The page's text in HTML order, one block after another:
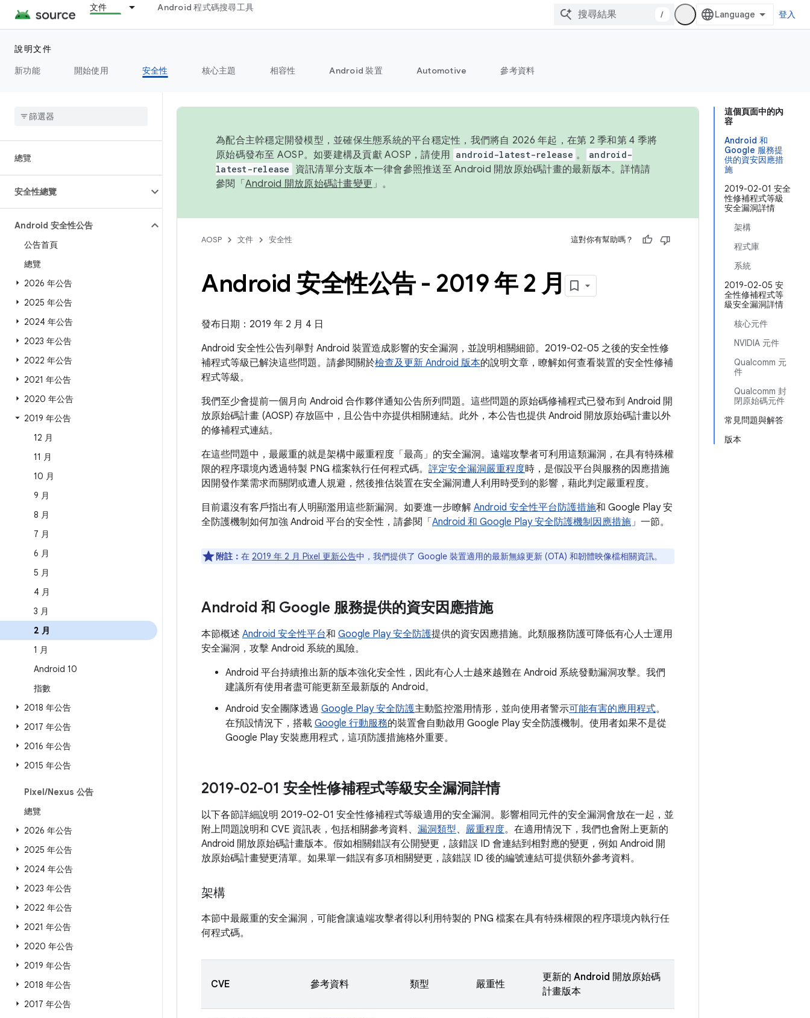
文件 Android 程式碼搜尋工具
/ 登入
說明文件
新功能
開始使用 安全性 核心主題 相容性 Android 裝置 Automotive 參考資料
總覽
安全性總覽
Android 安全性公告
公告首頁
總覽
2026 年公告
2025 年公告
2024 年公告
2023 年公告
2022 年公告
2021 年公告
2020 年公告
2019 年公告
12 月
11 月
10 月
9 月
8 月
7 月
6 月
5 月
4 月
3 月
2 月
1 月
Android 10
指數
2018 年公告
2017 年公告
2016 年公告
2015 年公告
Pixel/Nexus 公告
總覽
2026 年公告
2025 年公告
2024 年公告
2023 年公告
2022 年公告
2021 年公告
2020 年公告
2019 年公告
2018 年公告
2017 年公告
這個頁面中的內
容
Android 和
Google 服務提
供的資安因應措
施
2019-02-01 安全
性修補程式等級
安全漏洞詳情
架構
程式庫
系統
2019-02-05 安
全性修補程式等
級安全漏洞詳情
核心元件
NVIDIA 元件
Qualcomm 元
件
Qualcomm 封
閉原始碼元件
常見問題與解答
版本
為配合主幹穩定開發模型，並確保生態系統的平台穩定性，我們將自 2026 年起，在第 2 季和第 4 季將
原始碼發布至 AOSP。如要建構及貢獻 AOSP，請使用 android-latest-release 。
android-
latest-release
資訊清單分支版本一律會參照推送至 Android 開放原始碼計畫的最新版本。詳情請
參閱「 Android 開放原始碼計畫變更 」。
AOSP 文件 安全性 這對你有幫助嗎？
Android 安全性公告 - 2019 年 2 月
發布日期：2019 年 2 月 4 日
Android 安全性公告列舉對 Android 裝置造成影響的安全漏洞，並說明相關細節。2019-02-05 之後的安全性修
補程式等級已解決這些問題。請參閱關於檢查及更新 Android 版本的說明文章，瞭解如何查看裝置的安全性修補
程式等級。
我們至少會提前一個月向 Android 合作夥伴通知公告所列問題。這些問題的原始碼修補程式已發布到 Android 開
放原始碼計畫 (AOSP) 存放區中，且公告中亦提供相關連結。此外，本公告也提供 Android 開放原始碼計畫以外
的修補程式連結。
在這些問題中，最嚴重的就是架構中嚴重程度「最高」的安全漏洞。遠端攻擊者可利用這類漏洞，在具有特殊權
限的程序環境內透過特製 PNG 檔案執行任何程式碼。 評定安全漏洞嚴重程度時，是假設平台與服務的因應措施
因開發作業需求而關閉或遭人規避，然後推估裝置在安全漏洞遭人利用時受到的影響，藉此判定嚴重程度。
目前還沒有客戶指出有人明顯濫用這些新漏洞。如要進一步瞭解 Android 安全性平台防護措施和 Google Play 安
全防護機制如何加強 Android 平台的安全性，請參閱「 Android 和 Google Play 安全防護機制因應措施」一節。
附註： 在 2019 年 2 月 Pixel 更新公告中，我們提供了 Google 裝置適用的最新無線更新 (OTA) 和韌體映像檔相關資訊。
Android 和 Google 服務提供的資安因應措施
本節概述 Android 安全性平台和 Google Play 安全防護提供的資安因應措施。此類服務防護可降低有心人士運用
安全漏洞，攻擊 Android 系統的風險。
Android 平台持續推出新的版本強化安全性，因此有心人士越來越難在 Android 系統發動漏洞攻擊。我們
建議所有使用者盡可能更新至最新版的 Android。
Android 安全團隊透過 Google Play 安全防護主動監控濫用情形，並向使用者警示可能有害的應用程式。
在預設情況下，搭載 Google 行動服務的裝置會自動啟用 Google Play 安全防護機制。使用者如果不是從
Google Play 安裝應用程式，這項防護措施格外重要。
2019-02-01 安全性修補程式等級安全漏洞詳情
以下各節詳細說明 2019-02-01 安全性修補程式等級適用的安全漏洞。影響相同元件的安全漏洞會放在一起，並
附上問題說明和 CVE 資訊表，包括相關參考資料、 漏洞類型、 嚴重程度。在適用情況下，我們也會附上更新的
Android 開放原始碼計畫版本。假如相關錯誤有公開變更，該錯誤 ID 會連結到相對應的變更，例如 Android 開
放原始碼計畫變更清單。如果單一錯誤有多項相關變更，該錯誤 ID 後的編號連結可提供額外參考資料。
架構
本節中最嚴重的安全漏洞，可能會讓遠端攻擊者得以利用特製的 PNG 檔案在具有特殊權限的程序環境內執行任
何程式碼。
CVE 參考資料 類型 嚴重性
更新的 Android 開放原始碼
計畫版本